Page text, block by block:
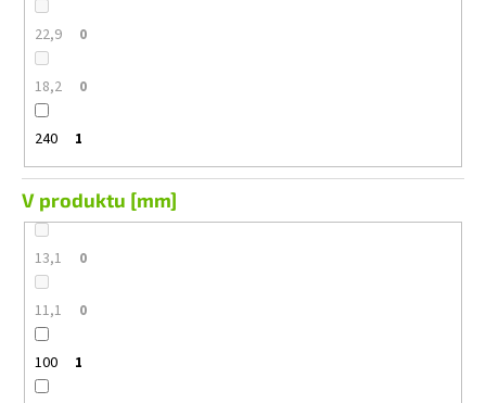
22,9 0
18,2 0
240 1
V produktu [mm]
13,1 0
11,1 0
100 1